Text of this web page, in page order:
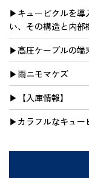
キュービクルを
い、その構造と内部
高圧ケーブルの端
雨ニモマケズ
【入庫情報】
カラフルなキュー